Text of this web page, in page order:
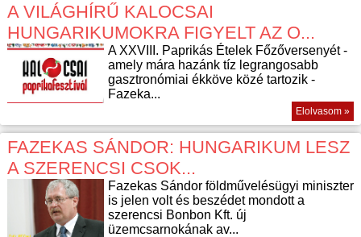
A VILÁGHÍRŰ KALOCSAI
HUNGARIKUMOKRA FIGYELT AZ O...
A XXVIII. Paprikás Ételek Főzőversenyét -
amely mára hazánk tíz legrangosabb
gasztronómiai ékköve közé tartozik -
Fazeka...
Elolvasom »
FAZEKAS SÁNDOR: HUNGARIKUM LESZ
A SZERENCSI CSOK...
Fazekas Sándor földművelésügyi miniszter
is jelen volt és beszédet mondott a
szerencsi Bonbon Kft. új
üzemcsarnokának av...